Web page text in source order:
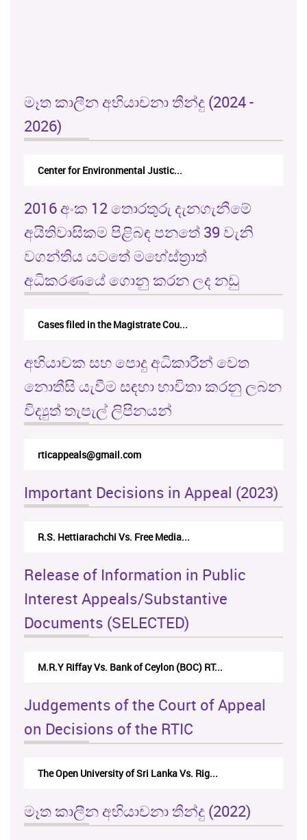
මෑත කාලීන අභියාචනා තීන්දු (2024 -
2026)
Center for Environmental Justic...
2016 අංක 12 තොරතුරු දැනගැනීමේ
අයිතිවාසිකම පිළිබඳ පනතේ 39 වැනි
වගන්තිය යටතේ මහේස්ත්‍රාත්
අධිකරණයේ ගොනු කරන ලද නඩු
Cases filed in the Magistrate Cou...
අභියාචක සහ පොදු අධිකාරීන් වෙත
නොතීසි යැවීම සඳහා භාවිතා කරනු ලබන
විද්‍යුත් තැපැල් ලිපිනයන්
rticappeals@gmail.com
Important Decisions in Appeal (2023)
R.S. Hettiarachchi Vs. Free Media...
Release of Information in Public
Interest Appeals/Substantive
Documents (SELECTED)
M.R.Y Riffay Vs. Bank of Ceylon (BOC) RT...
Judgements of the Court of Appeal
on Decisions of the RTIC
The Open University of Sri Lanka Vs. Rig...
මෑත කාලීන අභියාචනා තීන්දු (2022)